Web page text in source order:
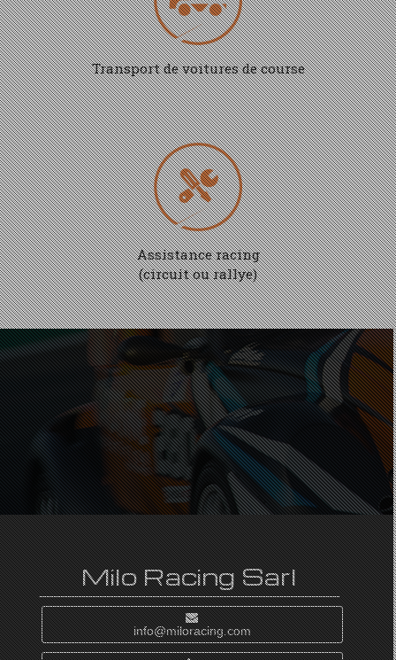
Transport de voitures de course
Assistance racing
(circuit ou rallye)
Milo Racing Sarl
info@miloracing.com